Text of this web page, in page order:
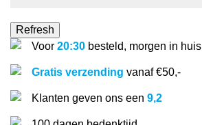
Voor 20:30 besteld, morgen in huis
Gratis verzending vanaf €50,-
Klanten geven ons een 9,2